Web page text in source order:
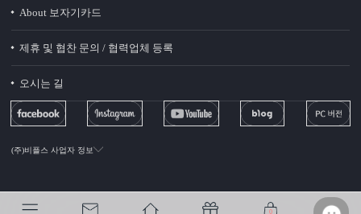
0
About 보자기카드
제휴 및 협찬 문의 / 협력업체 등록
오시는 길
(주)비플스 사업자 정보